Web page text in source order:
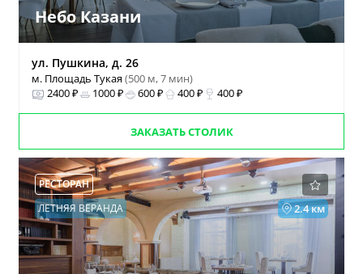
Небо Казани
ул. Пушкина, д. 26
м. Площадь Тукая(500 м, 7 мин)
2400 ₽
1000 ₽ 600 ₽ 400 ₽ 400 ₽
ЗАКАЗАТЬ СТОЛИК
РЕСТОРАН
2.4 км
ЛЕТНЯЯ ВЕРАНДА